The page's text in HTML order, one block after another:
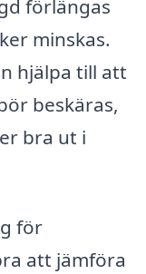
förlängas
minskas.
hjälpa till att
beskäras,
bra ut i
för
att jämföra